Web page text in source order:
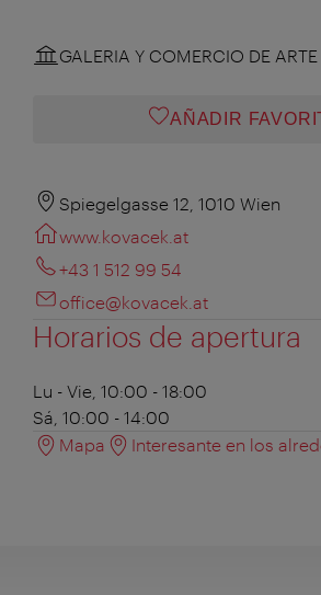
GALERIA Y COMERCIO DE ARTE
AÑADIR
Spiegelgasse 12, 1010 Wien
www.kovacek.at
+43 1 512 99 54
office@kovacek.at
Horarios de apertura
Lu - Vie, 10:00 - 18:00
Sá, 10:00 - 14:00
Mapa
Interesante en los